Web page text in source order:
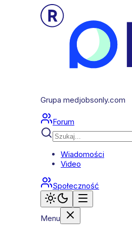
Grupa medjobsonly.com
Forum
Wiadomości
Video
Społeczność
Menu